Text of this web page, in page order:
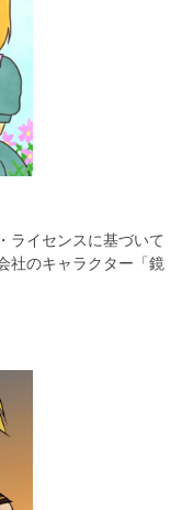
ライセンスに基づいて
社のキャラクター「鏡